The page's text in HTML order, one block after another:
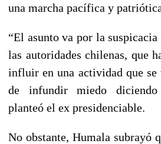
una marcha pacífica y
“El asunto va por la
las autoridades chilenas, que
influir en una actividad que se
de infundir miedo
planteó el ex presidenciable.
No obstante, Humala subrayó